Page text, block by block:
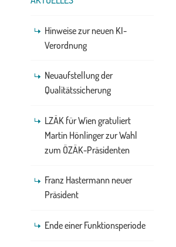
Hinweise zur neuen KI-
Verordnung
Neuaufstellung der
Qualitätssicherung
LZÄK für Wien gratuliert
Martin Hönlinger zur Wahl
zum ÖZÄK-Präsidenten
Franz Hastermann neuer
Präsident
Ende einer Funktionsperiode